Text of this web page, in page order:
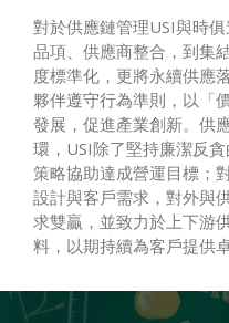
對於供應鏈管理USI與時
品項、供應商整合，到集
度標準化，更將永續供應
夥伴遵守行為準則，以「
發展，促進產業創新。供
環，USI除了堅持廉潔反
策略協助達成營運目標；
設計與客戶需求，對外與
求雙贏，並致力於上下游
料，以期持續為客戶提供